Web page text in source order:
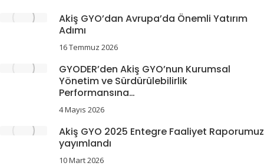
Akiş GYO’dan Avrupa’da Önemli Yatırım
Adımı
16 Temmuz 2026
GYODER’den Akiş GYO’nun Kurumsal
Yönetim ve Sürdürülebilirlik
Performansına…
4 Mayıs 2026
Akiş GYO 2025 Entegre Faaliyet Raporumuz
yayımlandı
10 Mart 2026